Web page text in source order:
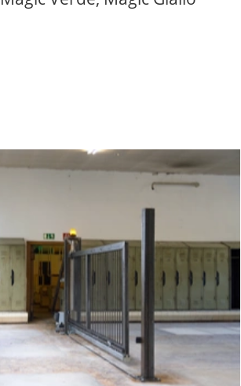
in der
beginnen.
x 132 x 81 cm].
Kreystraße -
zu dieser Arbeit
aus dem
06